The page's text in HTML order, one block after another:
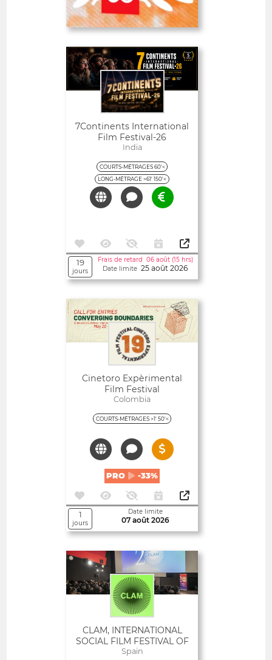
26
jours
01 septembre 2026
7Continents International
Film Festival-26
India
COURTS-MÉTRAGES 60'<
LONG-MÉTRAGE >61' 150'<
19
jours
Frais de retard 06 août (15 hrs)
Date limite 25 août 2026
Ouvert
Cinetoro Expèrimental
Film Festival
Colombia
COURTS-MÉTRAGES >1' 50'<
PRO -33%
1
jours
Date limite
07 août 2026
Ouvert
CLAM, INTERNATIONAL
SOCIAL FILM FESTIVAL OF
CATALONIA
Spain
Ouvert